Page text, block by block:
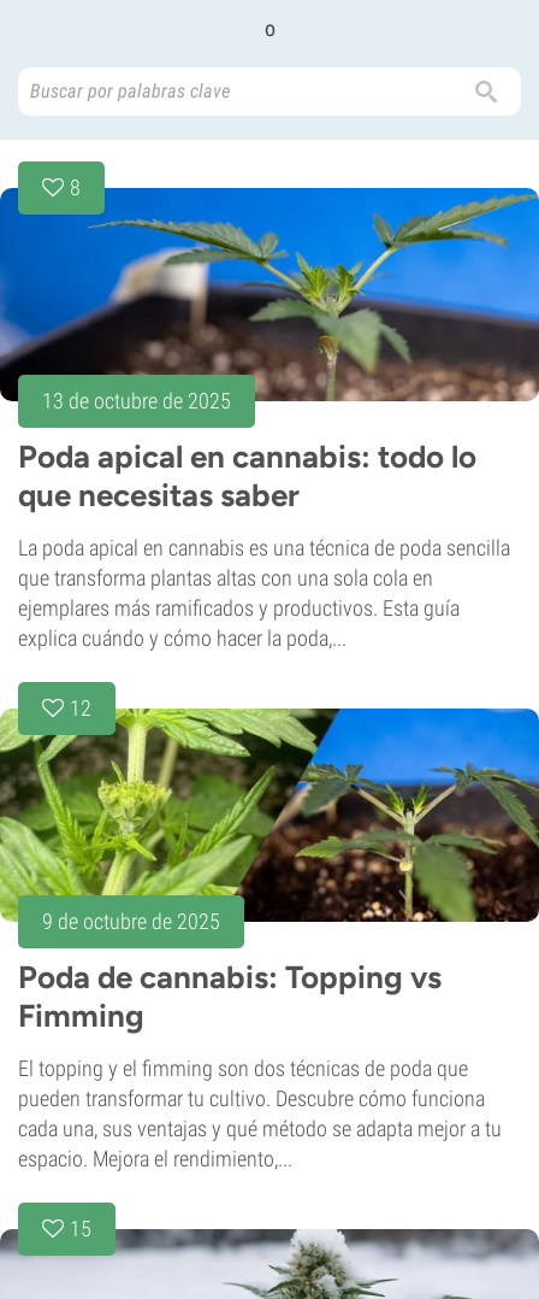
o
8
13 de octubre de 2025
Poda apical en cannabis: todo lo
que necesitas saber
La poda apical en cannabis es una técnica de poda sencilla
que transforma plantas altas con una sola cola en
ejemplares más ramificados y productivos. Esta guía
explica cuándo y cómo hacer la poda,...
12
9 de octubre de 2025
Poda de cannabis: Topping vs
Fimming
El topping y el fimming son dos técnicas de poda que
pueden transformar tu cultivo. Descubre cómo funciona
cada una, sus ventajas y qué método se adapta mejor a tu
espacio. Mejora el rendimiento,...
15